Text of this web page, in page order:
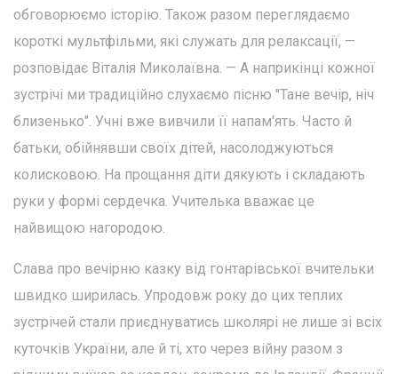
обговорюємо історію. Також разом переглядаємо
короткі мультфільми, які служать для релаксації, —
розповідає Віталія Миколаївна. — А наприкінці кожної
зустрічі ми традиційно слухаємо пісню "Тане вечір, ніч
близенько". Учні вже вивчили її напам'ять. Часто й
батьки, обійнявши своїх дітей, насолоджуються
колисковою. На прощання діти дякують і складають
руки у формі сердечка. Учителька вважає це
найвищою нагородою.
Слава про вечірню казку від гонтарівської вчительки
швидко ширилась. Упродовж року до цих теплих
зустрічей стали приєднуватись школярі не лише зі всіх
куточків України, але й ті, хто через війну разом з